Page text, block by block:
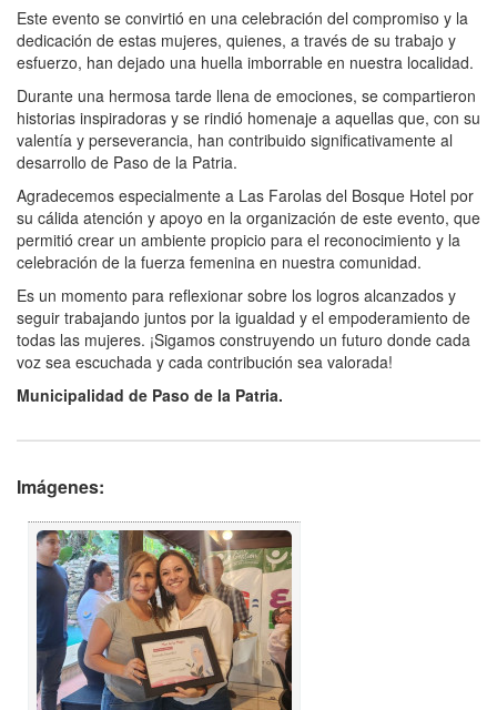
Este evento se convirtió en una celebración del compromiso y la
dedicación de estas mujeres, quienes, a través de su trabajo y
esfuerzo, han dejado una huella imborrable en nuestra localidad.
Durante una hermosa tarde llena de emociones, se compartieron
historias inspiradoras y se rindió homenaje a aquellas que, con su
valentía y perseverancia, han contribuido significativamente al
desarrollo de Paso de la Patria.
Agradecemos especialmente a Las Farolas del Bosque Hotel por
su cálida atención y apoyo en la organización de este evento, que
permitió crear un ambiente propicio para el reconocimiento y la
celebración de la fuerza femenina en nuestra comunidad.
Es un momento para reflexionar sobre los logros alcanzados y
seguir trabajando juntos por la igualdad y el empoderamiento de
todas las mujeres. ¡Sigamos construyendo un futuro donde cada
voz sea escuchada y cada contribución sea valorada!
Municipalidad de Paso de la Patria.
Imágenes: